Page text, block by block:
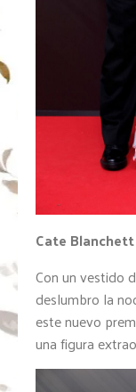
Cate Blanchett
Con un vestido
deslumbro la
este nuevo
una figura